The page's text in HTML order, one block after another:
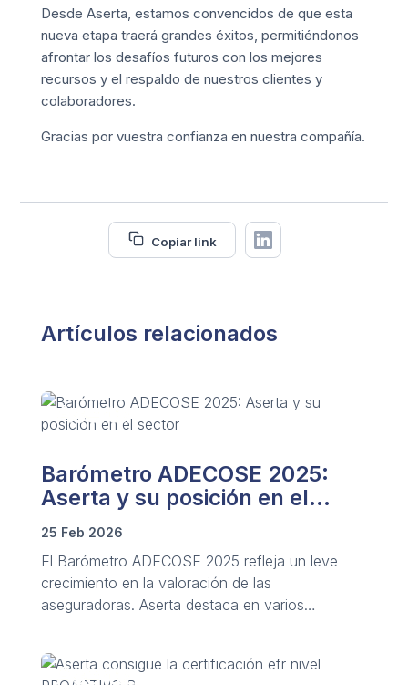
Desde Aserta, estamos convencidos de que esta
nueva etapa traerá grandes éxitos, permitiéndonos
afrontar los desafíos futuros con los mejores
recursos y el respaldo de nuestros clientes y
colaboradores.
Gracias por vuestra confianza en nuestra compañía.
Copiar link
Artículos relacionados
Barómetro ADECOSE 2025:
Aserta y su posición en el
sector
25 Feb 2026
El Barómetro ADECOSE 2025 refleja un leve
crecimiento en la valoración de las
aseguradoras. Aserta destaca en varios